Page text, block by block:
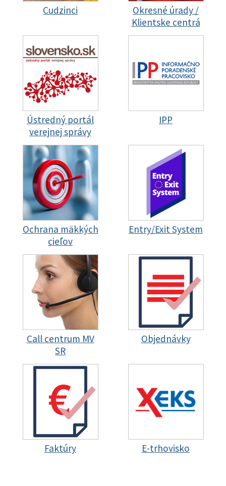
Cudzinci
Okresné úrady /
Klientske centrá
Ústredný portál
verejnej správy
IPP
Ochrana mäkkých
cieľov
Entry/Exit System
Call centrum MV
SR
Objednávky
Faktúry E-trhovisko